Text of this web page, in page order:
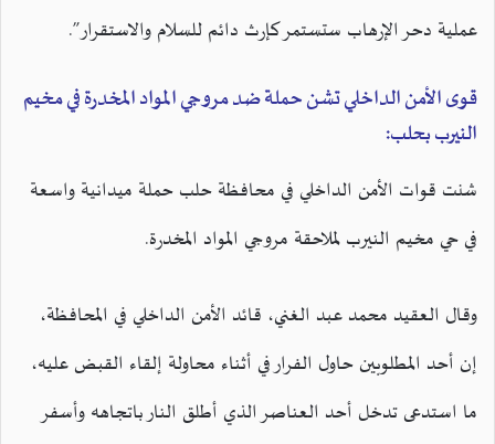
عملية دحر الإرهاب ستستمر كإرث دائم للسلام والاستقرار”.
قوى الأمن الداخلي تشن حملة ضد مروجي المواد المخدرة في مخيم
النيرب بحلب:
شنت قوات الأمن الداخلي في محافظة حلب حملة ميدانية واسعة
في حي مخيم النيرب لملاحقة مروجي المواد المخدرة.
وقال العقيد محمد عبد الغني، قائد الأمن الداخلي في المحافظة،
إن أحد المطلوبين حاول الفرار في أثناء محاولة إلقاء القبض عليه،
ما استدعى تدخل أحد العناصر الذي أطلق النار باتجاهه وأسفر